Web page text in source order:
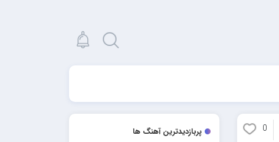
0 پربازدیدترین آهنگ ها